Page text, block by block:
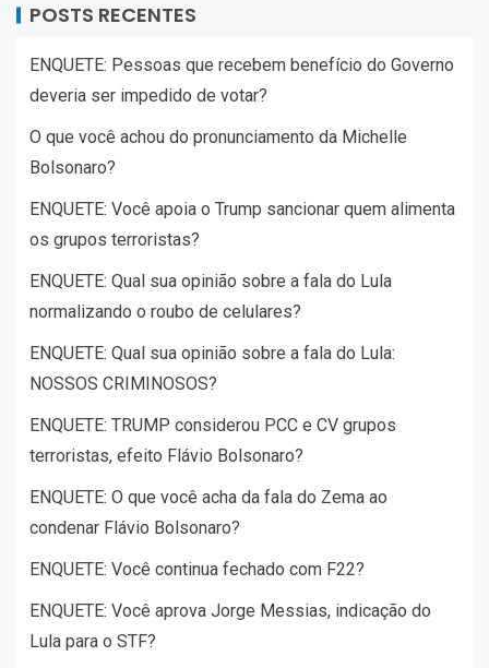
POSTS RECENTES
ENQUETE: Pessoas que recebem benefício do Governo
deveria ser impedido de votar?
O que você achou do pronunciamento da Michelle
Bolsonaro?
ENQUETE: Você apoia o Trump sancionar quem alimenta
os grupos terroristas?
ENQUETE: Qual sua opinião sobre a fala do Lula
normalizando o roubo de celulares?
ENQUETE: Qual sua opinião sobre a fala do Lula:
NOSSOS CRIMINOSOS?
ENQUETE: TRUMP considerou PCC e CV grupos
terroristas, efeito Flávio Bolsonaro?
ENQUETE: O que você acha da fala do Zema ao
condenar Flávio Bolsonaro?
ENQUETE: Você continua fechado com F22?
ENQUETE: Você aprova Jorge Messias, indicação do
Lula para o STF?